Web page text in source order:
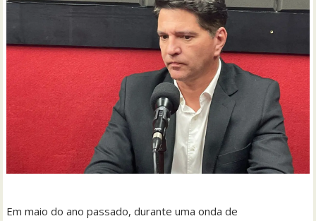
Em maio do ano passado, durante uma onda de